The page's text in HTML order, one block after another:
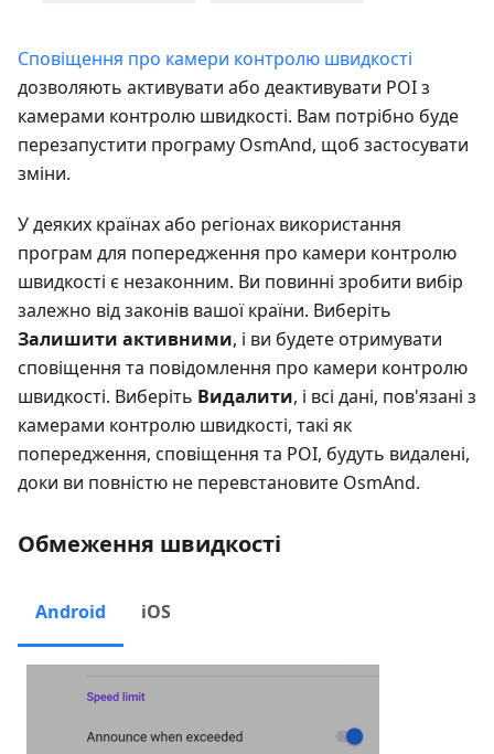
Сповіщення про камери контролю швидкості
дозволяють активувати або деактивувати POI з
камерами контролю швидкості. Вам потрібно буде
перезапустити програму OsmAnd, щоб застосувати
зміни.
У деяких країнах або регіонах використання
програм для попередження про камери контролю
швидкості є незаконним. Ви повинні зробити вибір
залежно від законів вашої країни. Виберіть
Залишити активними, і ви будете отримувати
сповіщення та повідомлення про камери контролю
швидкості. Виберіть Видалити, і всі дані, пов'язані з
камерами контролю швидкості, такі як
попередження, сповіщення та POI, будуть видалені,
доки ви повністю не перевстановите OsmAnd.
Обмеження швидкості
Android iOS